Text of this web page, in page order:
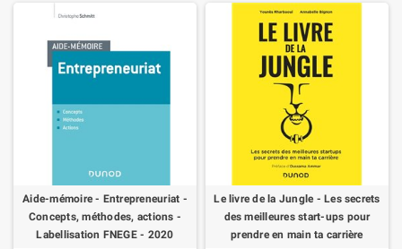
Aide-mémoire - Entrepreneuriat -
Concepts, méthodes, actions -
Labellisation FNEGE - 2020
Le livre de la Jungle - Les secrets
des meilleures start-ups pour
prendre en main ta carrière